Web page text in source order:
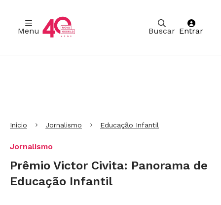
Buscar
Menu Entrar
Início Jornalismo Educação Infantil
Jornalismo
Prêmio Victor Civita: Panorama de
Educação Infantil